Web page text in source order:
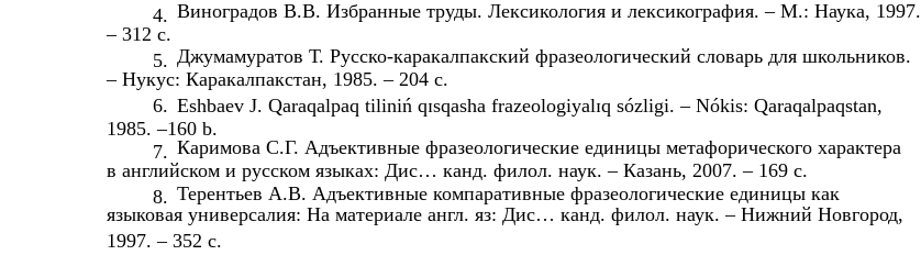
4. Виноградов В.В. Избранные труды. Лексикология и лексикография. – М.: Наука, 1997.
– 312 с.
5. Джумамуратов Т. Русско-каракалпакский фразеологический словарь для школьников.
– Нукус: Каракалпакстан, 1985. – 204 с.
6. Еshbаеv J. Qаrаqаlpаq tiliniń qɪsqаshа frаzеologiyalɪq sózligi. – Nókis: Qаrаqаlpаqstаn,
1985. –160 b.
7. Каримова С.Г. Адъективные фразеологические единицы метафорического характера
в английском и русском языках: Дис… канд. филол. наук. – Казань, 2007. – 169 с.
8. Терентьев А.В. Адъективные компаративные фразеологические единицы как
языковая универсалия: На материале англ. яз: Дис… канд. филол. наук. – Нижний Новгород,
1997. – 352 с.